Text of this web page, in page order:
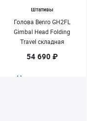
Штативы
Голова Benro GH2FL
Gimbal Head Folding
Travel складная
54 690 ₽
Нет в наличии